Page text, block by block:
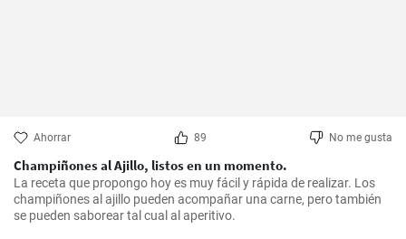
Ahorrar 89 No me gusta
Champiñones al Ajillo, listos en un momento.
La receta que propongo hoy es muy fácil y rápida de realizar. Los
champiñones al ajillo pueden acompañar una carne, pero también
se pueden saborear tal cual al aperitivo.